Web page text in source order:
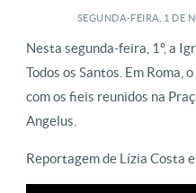
SEGUNDA-FEIRA, 1 DE
Nesta segunda-feira, 1°, a
Todos os Santos. Em Roma,
com os fieis reunidos na
Angelus.
Reportagem de Lízia Costa